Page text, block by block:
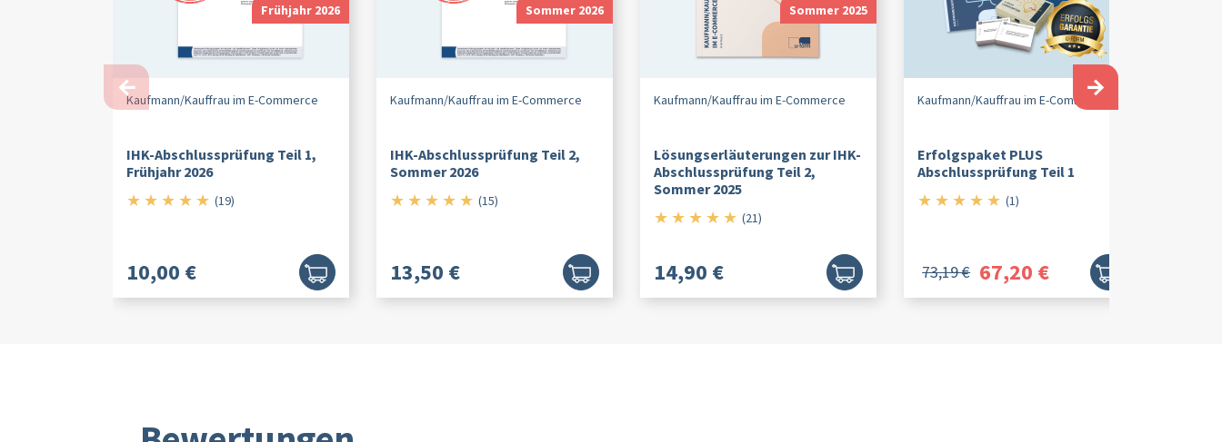
Frühjahr 2026
Kaufmann/Kauffrau im E-Commerce
IHK-Abschlussprüfung Teil 1,
Frühjahr 2026
★ ★ ★ ★ ★ 5/5
(19)
10,00 €
Sommer 2026
Kaufmann/Kauffrau im E-Commerce
IHK-Abschlussprüfung Teil 2,
Sommer 2026
★ ★ ★ ★ ★ 5/5
(15)
13,50 €
Sommer 2025
Kaufmann/Kauffrau im E-Commerce
Lösungserläuterungen zur IHK-
Abschlussprüfung Teil 2,
Sommer 2025
★ ★ ★ ★ ★ 5/5
(21)
14,90 €
Kaufmann/Kauffrau im E-Commerce
Erfolgspaket PLUS
Abschlussprüfung Teil 1
★ ★ ★ ★ ★ 5/5
(1)
67,20 €
73,19 €
← →